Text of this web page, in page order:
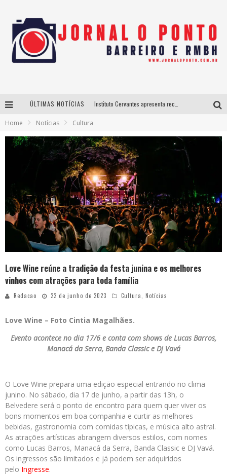
ÚLTIMAS NOTÍCIAS
BH recebe nesta quinta-feira lançamento do jogo “Coleta Seletiva” com roda de conversa entre agentes da sustentabilidade
Home Notícias Cultura
Love Wine reúne a tradição da festa junina e os melhores
vinhos com atrações para toda família
Redacao 22 de junho de 2023 Cultura, Notícias
Love Wine – Foto Cintia Magalhães.
Evento acontece no dia 17/6 e conta com shows de Lucas Barros,
Manacá da Serra, Banda Classic e Dj Vavá
O Love Wine prepara uma edição especial entrando no clima
junino. No sábado, dia 17 de junho, a partir das 13h, o
Belvedere será o ponto de encontro para quem quer viver os
bons momentos em boa companhia e curtir as melhores
bebidas, gastronomia com comidas típicas, e música alto astral.
As atrações artísticas abrangem diversos estilos, com nomes
como Lucas Barros, Manacá da Serra, Banda Classic e DJ Vavá.
Os ingressos são limitados e já podem ser adquiridos
pelo Ingresse.